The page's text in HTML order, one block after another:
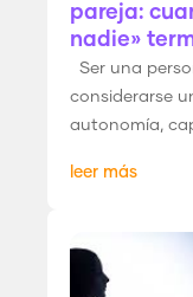
pareja:
nadie»
Ser una
considerarse
autonomía,
leer más